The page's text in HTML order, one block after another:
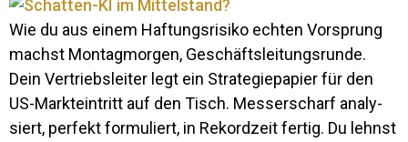
Wie du aus einem Haf­tungs­ri­siko echten Vor­sprung
machst Mon­tag­morgen, Ge­schäfts­lei­tungs­runde.
Dein Ver­triebs­leiter legt ein Stra­te­gie­pa­pier für den
US-Mark­t­ein­­tritt auf den Tisch. Mes­ser­scharf ana­ly­
siert, per­fekt for­mu­liert, in Re­kord­zeit fertig. Du lehnst